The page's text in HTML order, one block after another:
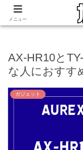
ホーム ガジェ
AX-HR10と
な人におすす
ガジェット
メニュー